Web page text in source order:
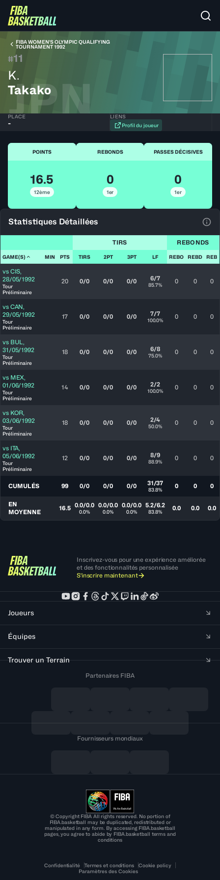
FIBA WOMEN'S OLYMPIC QUALIFYING
TOURNAMENT 1992
#11
K.
Takako
JPN
PLACE
-
LIENS
Profil du joueur
POINTS
16.5
12ème
REBONDS
0
1er
PASSES DÉCISIVES
0
1er
Statistiques Détaillées
TIRS REBONDS
GAME(S) MIN PTS TIRS 2PT 3PT LF REBO REBD REB
vs CIS,
28/05/1992
Tour
Préliminaire
20 0/0 0/0 0/0 6/7
85.7% 0 0 0
vs CAN,
29/05/1992
Tour
Préliminaire
17 0/0 0/0 0/0 7/7
100.0% 0 0 0
vs BUL,
31/05/1992
Tour
Préliminaire
18 0/0 0/0 0/0 6/8
75.0% 0 0 0
vs MEX,
01/06/1992
Tour
Préliminaire
14 0/0 0/0 0/0 2/2
100.0% 0 0 0
vs KOR,
03/06/1992
Tour
Préliminaire
18 0/0 0/0 0/0 2/4
50.0% 0 0 0
vs ITA,
05/06/1992
Tour
Préliminaire
12 0/0 0/0 0/0 8/9
88.9% 0 0 0
CUMULÉS 99 0/0 0/0 0/0 31/37
83.8% 0 0 0
EN
MOYENNE
16.5 0.0/0.0
0.0%
0.0/0.0
0.0%
0.0/0.0
0.0%
5.2/6.2
83.8% 0.0 0.0 0.0
Inscrivez-vous pour une expérience améliorée
et des fonctionnalités personnalisée
S'inscrire maintenant
Joueurs
Équipes
Trouver un Terrain
Partenaires FIBA
Fournisseurs mondiaux
© Copyright FIBA All rights reserved. No portion of
FIBA.basketball may be duplicated, redistributed or
manipulated in any form. By accessing FIBA.basketball
pages, you agree to abide by FIBA.basketball terms and
conditions
Confidentialité Termes et conditions
Cookie policy
Paramètres des Cookies